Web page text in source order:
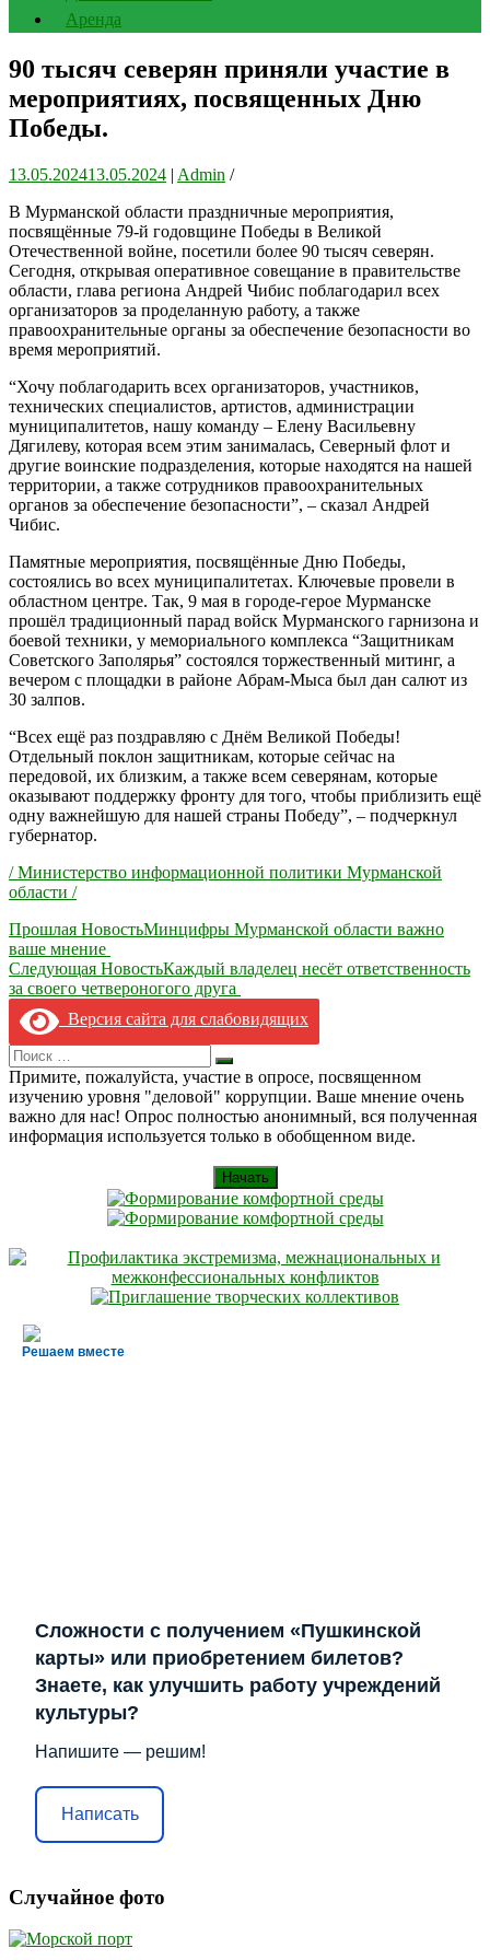
Аренда
90 тысяч северян приняли участие в
мероприятиях, посвященных Дню
Победы.
13.05.202413.05.2024 | Admin /
В Мурманской области праздничные мероприятия,
посвящённые 79-й годовщине Победы в Великой
Отечественной войне, посетили более 90 тысяч северян.
Сегодня, открывая оперативное совещание в правительстве
области, глава региона Андрей Чибис поблагодарил всех
организаторов за проделанную работу, а также
правоохранительные органы за обеспечение безопасности во
время мероприятий.
“Хочу поблагодарить всех организаторов, участников,
технических специалистов, артистов, администрации
муниципалитетов, нашу команду – Елену Васильевну
Дягилеву, которая всем этим занималась, Северный флот и
другие воинские подразделения, которые находятся на нашей
территории, а также сотрудников правоохранительных
органов за обеспечение безопасности”, – сказал Андрей
Чибис.
Памятные мероприятия, посвящённые Дню Победы,
состоялись во всех муниципалитетах. Ключевые провели в
областном центре. Так, 9 мая в городе-герое Мурманске
прошёл традиционный парад войск Мурманского гарнизона и
боевой техники, у мемориального комплекса “Защитникам
Советского Заполярья” состоялся торжественный митинг, а
вечером с площадки в районе Абрам-Мыса был дан салют из
30 залпов.
“Всех ещё раз поздравляю с Днём Великой Победы!
Отдельный поклон защитникам, которые сейчас на
передовой, их близким, а также всем северянам, которые
оказывают поддержку фронту для того, чтобы приблизить ещё
одну важнейшую для нашей страны Победу”, – подчеркнул
губернатор.
/ Министерство информационной политики Мурманской
области /
Навигация
по
записям
Прошлая НовостьМинцифры Мурманской области важно
ваше мнение
Следующая НовостьКаждый владелец несёт ответственность
за своего четвероногого друга
Версия сайта для слабовидящих
Search
for:
Искать
Примите, пожалуйста, участие в опросе, посвященном
изучению уровня "деловой" коррупции. Ваше мнение очень
важно для нас! Опрос полностью анонимный, вся полученная
информация используется только в обобщенном виде.
Начать
Решаем вместе
Сложности с получением «Пушкинской
карты» или приобретением билетов?
Знаете, как улучшить работу учреждений
культуры?
Напишите — решим!
Написать
Случайное фото